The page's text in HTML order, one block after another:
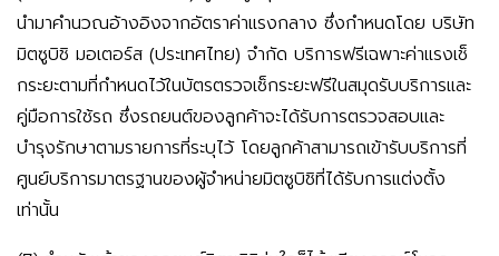
นำมาคำนวณอ้างอิงจากอัตราค่าแรงกลาง ซึ่งกำหนดโดย บริษัท
มิตซูบิชิ มอเตอร์ส (ประเทศไทย) จำกัด บริการฟรีเฉพาะค่าแรงเช็
กระยะตามที่กำหนดไว้ในบัตรตรวจเช็กระยะฟรีในสมุดรับบริการและ
คู่มือการใช้รถ ซึ่งรถยนต์ของลูกค้าจะได้รับการตรวจสอบและ
บำรุงรักษาตามรายการที่ระบุไว้ โดยลูกค้าสามารถเข้ารับบริการที่
ศูนย์บริการมาตรฐานของผู้จำหน่ายมิตซูบิชิที่ได้รับการแต่งตั้ง
เท่านั้น